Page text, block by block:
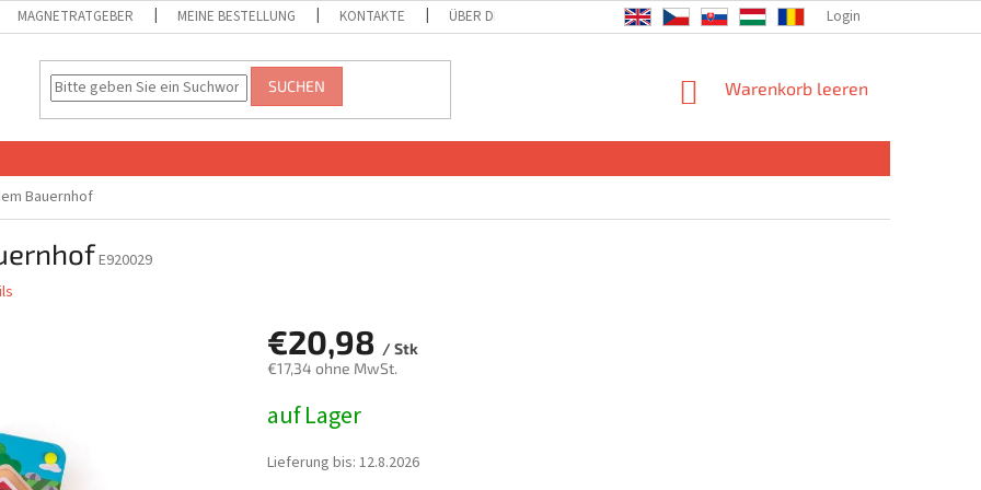
MAGNETRATGEBER MEINE BESTELLUNG KONTAKTE ÜBER DIE GESELLSCHAFT Login
SUCHEN WARENKORB
Warenkorb leeren
Bauernhof
E920029
€20,98 / Stk
€17,34 ohne MwSt.
auf Lager
Lieferung bis: 12.8.2026